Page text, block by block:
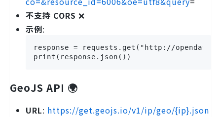
不支持 CORS ❌
示例:
response = requests.get("http://
print(response.json())
GeoJS API 🌍
URL: https://get.geojs.io/v1/ip/geo/{ip}.json